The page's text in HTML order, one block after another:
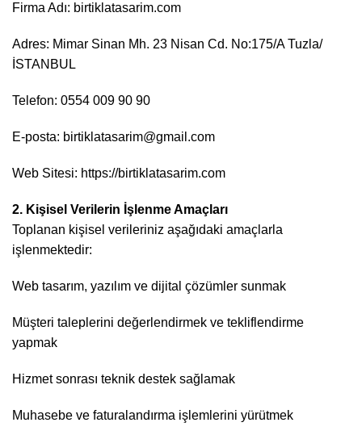
Firma Adı: birtiklatasarim.com
Adres: Mimar Sinan Mh. 23 Nisan Cd. No:175/A Tuzla/
İSTANBUL
Telefon: 0554 009 90 90
E-posta: birtiklatasarim@gmail.com
Web Sitesi: https://birtiklatasarim.com
2. Kişisel Verilerin İşlenme Amaçları
Toplanan kişisel verileriniz aşağıdaki amaçlarla
işlenmektedir:
Web tasarım, yazılım ve dijital çözümler sunmak
Müşteri taleplerini değerlendirmek ve tekliflendirme
yapmak
Hizmet sonrası teknik destek sağlamak
Muhasebe ve faturalandırma işlemlerini yürütmek